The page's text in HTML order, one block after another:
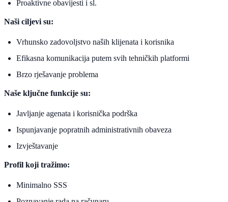
Proaktivne obavijesti i sl.
Naši ciljevi su:
Vrhunsko zadovoljstvo naših klijenata i korisnika
Efikasna komunikacija putem svih tehničkih platformi
Brzo rješavanje problema
Naše ključne funkcije su:
Javljanje agenata i korisnička podrška
Ispunjavanje popratnih administrativnih obaveza
Izvještavanje
Profil koji tražimo:
Minimalno SSS